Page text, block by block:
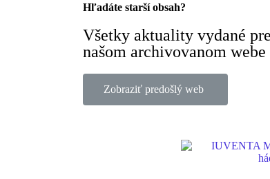
Hľadáte starší obsah?
Všetky aktuality vydané
našom archivovanom
Zobraziť predošlý web